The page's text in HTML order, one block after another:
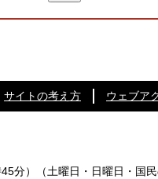
サイトの考え方 ウェブア
分） （土曜日・日曜日・国